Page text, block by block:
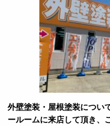
外壁塗装・屋根塗装につい
ールームに来店して頂き、